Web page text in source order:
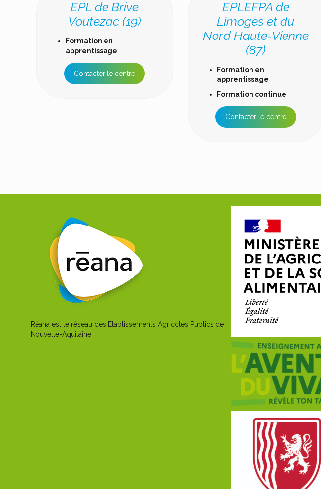
EPL de Brive
Voutezac (19)
Formation en
apprentissage
Contacter le centre
EPLEFPA de
Limoges et du
Nord Haute-Vienne
(87)
Formation en
apprentissage
Formation continue
Contacter le centre
Réana est le réseau des Établissements Agricoles Publics de
Nouvelle-Aquitaine.